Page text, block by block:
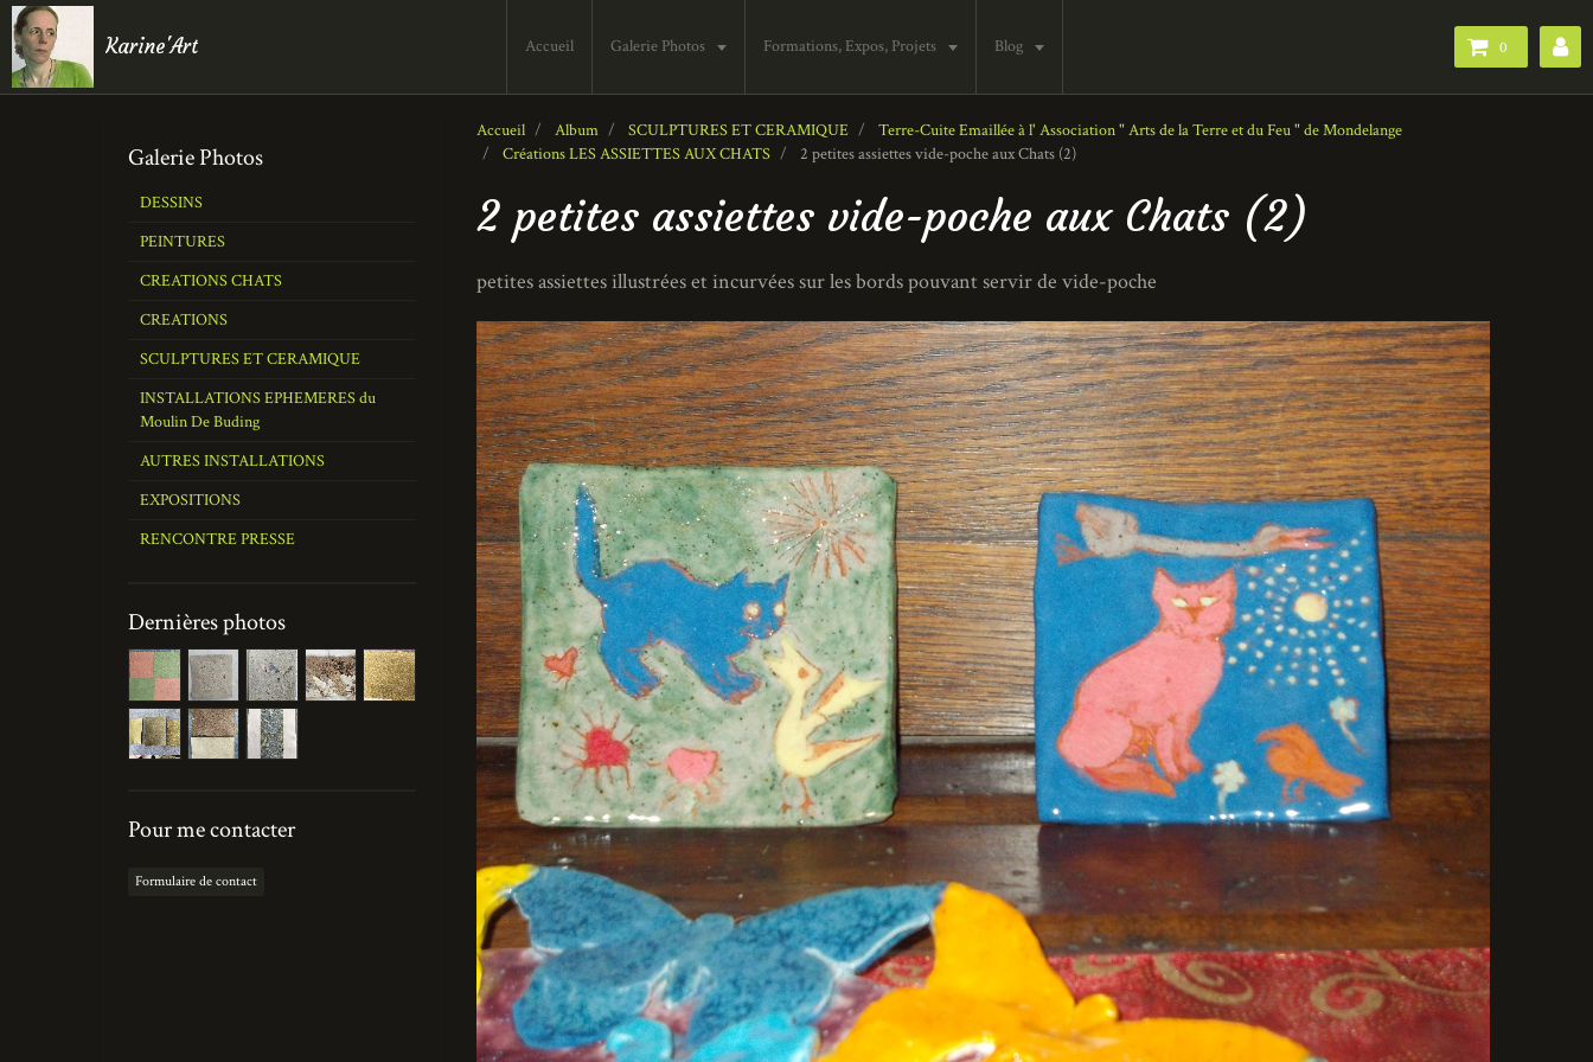
Karine'Art Accueil Galerie Photos Formations, Expos, Projets Blog 0
Accueil Album SCULPTURES ET CERAMIQUE
Terre-Cuite Emaillée à l' Association " Arts de la Terre et du Feu " de Mondelange
Créations LES ASSIETTES AUX CHATS
2 petites assiettes vide-poche aux Chats (2)
2 petites assiettes vide-poche aux Chats (2)
petites assiettes illustrées et incurvées sur les bords pouvant servir de vide-poche
Galerie Photos
DESSINS
PEINTURES
CREATIONS CHATS
CREATIONS
SCULPTURES ET CERAMIQUE
INSTALLATIONS EPHEMERES du
Moulin De Buding
AUTRES INSTALLATIONS
EXPOSITIONS
RENCONTRE PRESSE
Dernières photos
Pour me contacter
Formulaire de contact